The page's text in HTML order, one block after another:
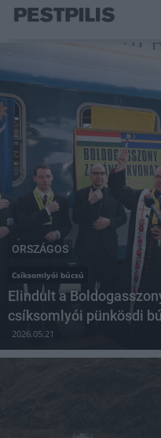
ORSZÁGOS
Csíksomlyói búcsú
Elindult a
csíksomlyói pünkösdi
2026.05.21